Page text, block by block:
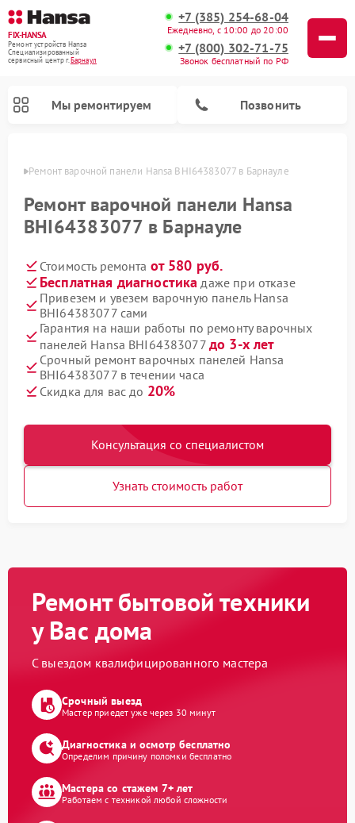
FIX-HANSA
Ремонт устройств Hansa
Специализированный
cервисный центр г.Барнаул
+7 (385) 254-68-04
Ежедневно, с 10:00 до 20:00
+7 (800) 302-71-75
Звонок бесплатный по РФ
Мы ремонтируем Позвонить
Ремонт варочной панели Hansa BHI64383077 в Барнауле
Ремонт варочной панели Hansa
BHI64383077 в Барнауле
Стоимость ремонта от 580 руб.
Бесплатная диагностика даже при отказе
Привезем и увезем варочную панель Hansa
BHI64383077 сами
Гарантия на наши работы по ремонту варочных
панелей Hansa BHI64383077 до 3-х лет
Срочный ремонт варочных панелей Hansa
BHI64383077 в течении часа
Скидка для вас до 20%
Консультация со специалистом
Узнать стоимость работ
Ремонт бытовой техники
у Вас дома
С выездом квалифицированного мастера
Срочный выезд
Мастер приедет уже через 30 минут
Диагностика и осмотр бесплатно
Определим причину поломки бесплатно
Мастера со стажем 7+ лет
Работаем с техникой любой сложности